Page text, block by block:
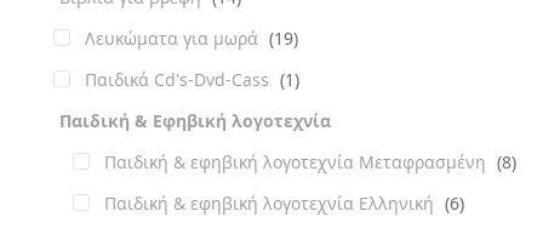
Λευκώματα για μωρά (19)
Παιδικά Cd's-Dvd-Cass (1)
Παιδική & Εφηβική λογοτεχνία
Παιδική & εφηβική λογοτεχνία Μεταφρασμένη (8)
Παιδική & εφηβική λογοτεχνία Ελληνική (6)